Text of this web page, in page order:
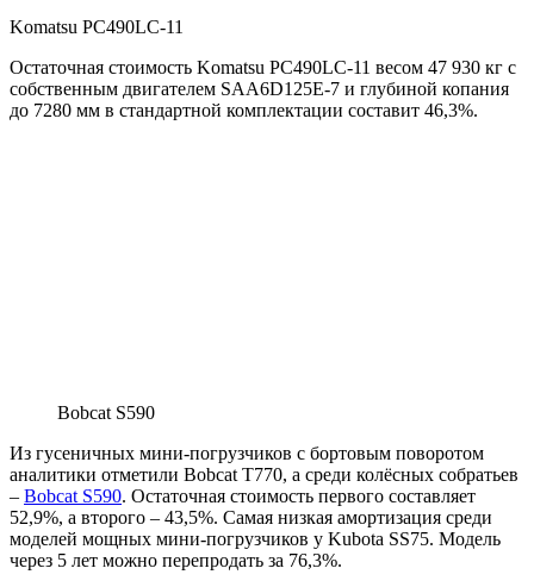
Komatsu PC490LC-11
Остаточная стоимость Komatsu PC490LC-11 весом 47 930 кг с
собственным двигателем SAA6D125E-7 и глубиной копания
до 7280 мм в стандартной комплектации составит 46,3%.
Bobcat S590
Из гусеничных мини-погрузчиков с бортовым поворотом
аналитики отметили Bobcat T770, а среди колёсных собратьев
– Bobcat S590. Остаточная стоимость первого составляет
52,9%, а второго – 43,5%. Самая низкая амортизация среди
моделей мощных мини-погрузчиков у Kubota SS75. Модель
через 5 лет можно перепродать за 76,3%.